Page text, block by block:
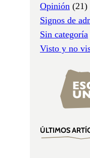
Opinión (21)
Signos de
Sin categoría
Visto y no
ÚLTIMOS